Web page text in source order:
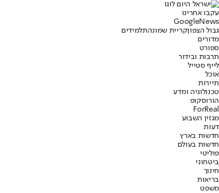
עקבו אחרינו
Googl eNews
גבול הצפוןקריית שמונהתלמידים
מדורים
ספורט
תרבות ובידור
לייף סטייל
אוכל
תיירות
טכנולוגיה ומדע
הורוסקופ
ForReal
מגזין השבוע
דעות
חדשות בארץ
חדשות בעולם
פוליטי
ביטחוני
חינוך
בריאות
משפט